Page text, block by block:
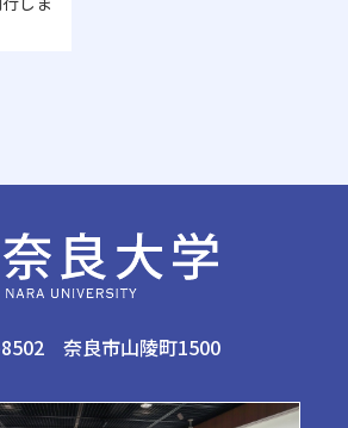
8502 奈良市山陵町1500